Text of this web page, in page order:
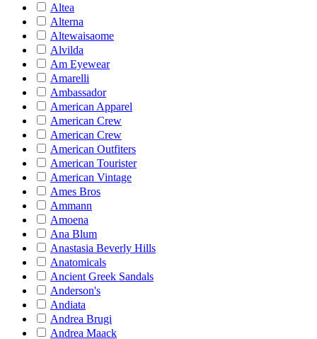
Altea
Alterna
Altewaisaome
Alvilda
Am Eyewear
Amarelli
Ambassador
American Apparel
American Crew
American Crew
American Outfiters
American Tourister
American Vintage
Ames Bros
Ammann
Amoena
Ana Blum
Anastasia Beverly Hills
Anatomicals
Ancient Greek Sandals
Anderson's
Andiata
Andrea Brugi
Andrea Maack